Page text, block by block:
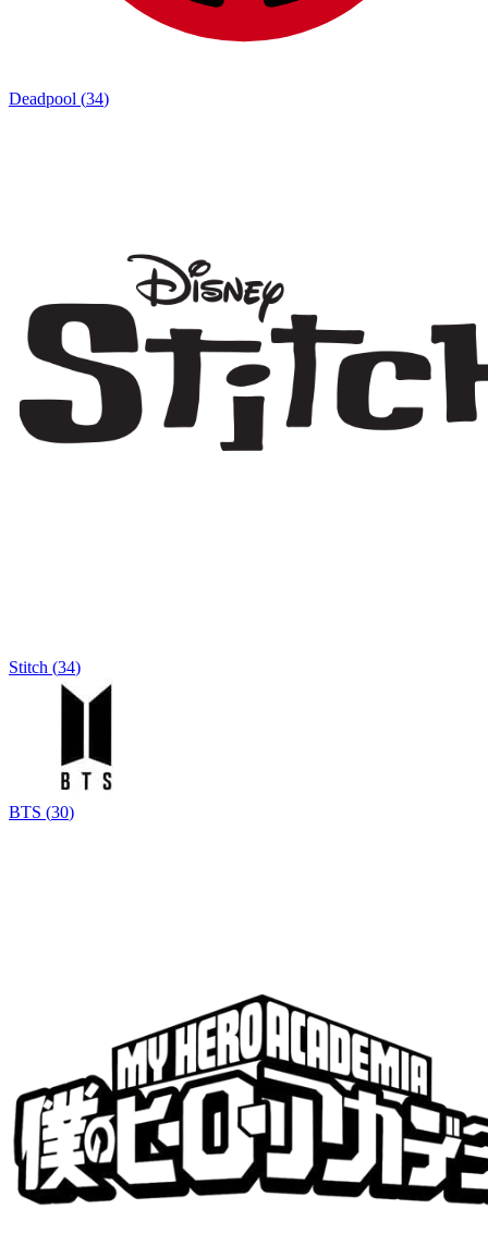
Deadpool (34)
Stitch (34)
BTS (30)